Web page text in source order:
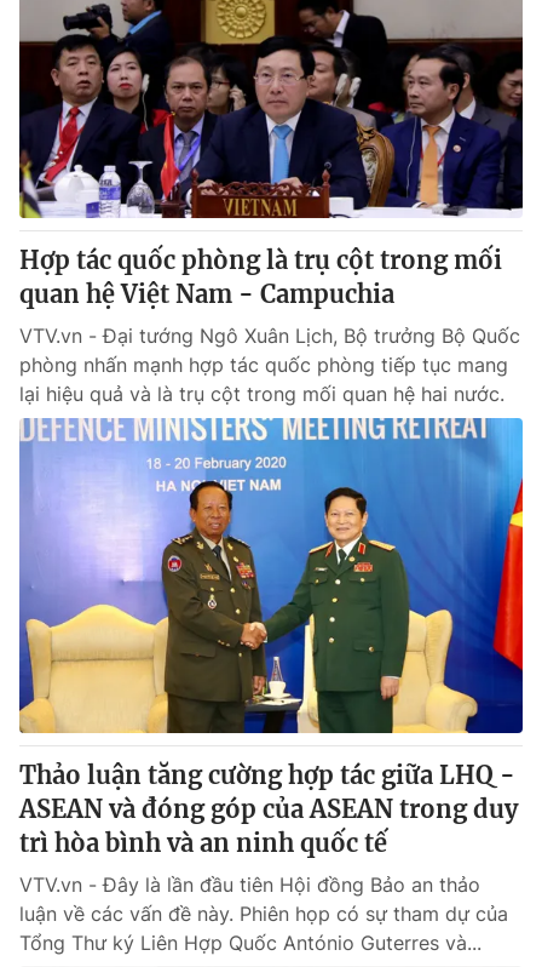
Hợp tác quốc phòng là trụ cột trong mối
quan hệ Việt Nam - Campuchia
VTV.vn - Đại tướng Ngô Xuân Lịch, Bộ trưởng Bộ Quốc
phòng nhấn mạnh hợp tác quốc phòng tiếp tục mang
lại hiệu quả và là trụ cột trong mối quan hệ hai nước.
Thảo luận tăng cường hợp tác giữa LHQ -
ASEAN và đóng góp của ASEAN trong duy
trì hòa bình và an ninh quốc tế
VTV.vn - Đây là lần đầu tiên Hội đồng Bảo an thảo
luận về các vấn đề này. Phiên họp có sự tham dự của
Tổng Thư ký Liên Hợp Quốc António Guterres và...